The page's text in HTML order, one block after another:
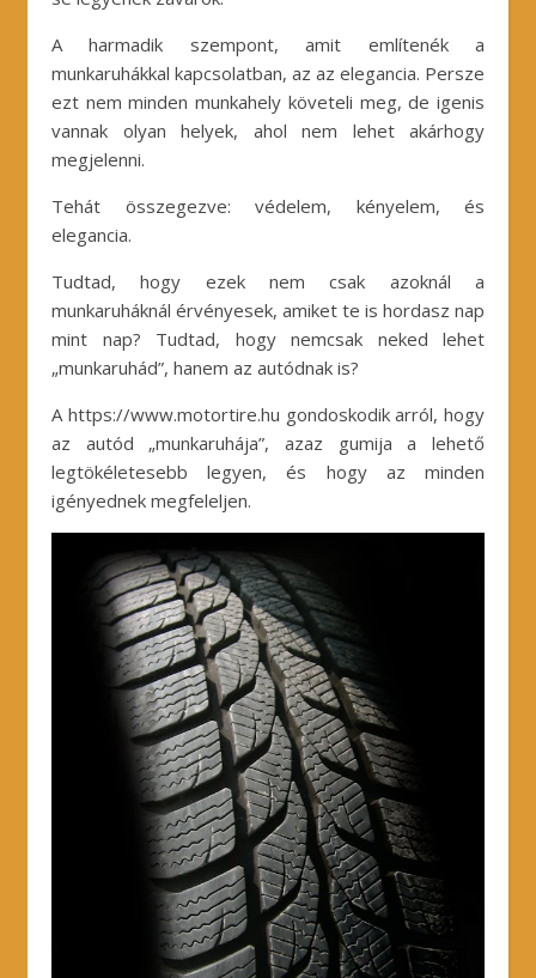
A harmadik szempont, amit említenék a
munkaruhákkal kapcsolatban, az az elegancia. Persze
ezt nem minden munkahely követeli meg, de igenis
vannak olyan helyek, ahol nem lehet akárhogy
megjelenni.
Tehát összegezve: védelem, kényelem, és
elegancia.
Tudtad, hogy ezek nem csak azoknál a
munkaruháknál érvényesek, amiket te is hordasz nap
mint nap? Tudtad, hogy nemcsak neked lehet
„munkaruhád”, hanem az autódnak is?
A https://www.motortire.hu gondoskodik arról, hogy
az autód „munkaruhája”, azaz gumija a lehető
legtökéletesebb legyen, és hogy az minden
igényednek megfeleljen.